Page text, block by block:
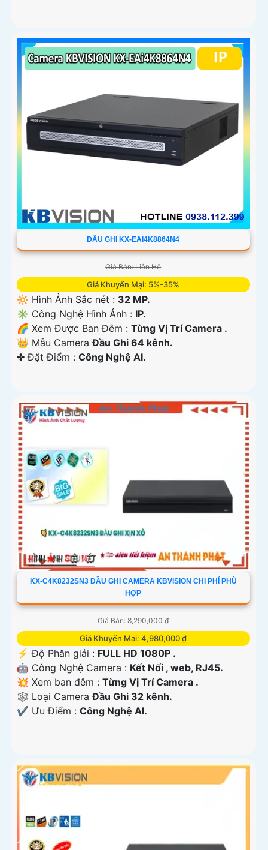
ĐẦU GHI KX-EAI4K8864N4
Giá Bán: Liên Hệ
Giá Khuyến Mại: 5%-35%
🔆 Hình Ảnh Sắc nét : 32 MP.
✳️ Công Nghệ Hình Ảnh : IP.
🌈 Xem Được Ban Đêm : Từng Vị Trí Camera .
👑 Mẫu CameraĐầu Ghi 64 kênh.
️✤ Đặt Điểm : Công Nghệ AI.
KX-C4K8232SN3 ĐẦU GHI CAMERA KBVISION CHI PHÍ PHÙ
HỢP
Giá Bán: 8,290,000 ₫
Giá Khuyến Mại: 4,980,000 ₫
️⚡ Độ Phân giải : FULL HD 1080P .
🤖️ Công Nghệ Camera : Kết Nối , web, RJ45.
💥 Xem ban đêm : Từng Vị Trí Camera .
🕸️ Loại CameraĐầu Ghi 32 kênh.
️✔️ Ưu Điểm : Công Nghệ AI.